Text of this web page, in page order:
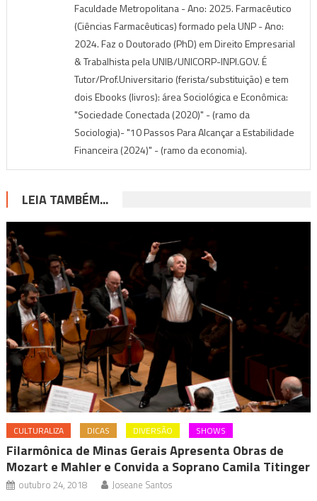
Faculdade Metropolitana - Ano: 2025. Farmacêutico
(Ciências Farmacêuticas) formado pela UNP - Ano:
2024. Faz o Doutorado (PhD) em Direito Empresarial
& Trabalhista pela UNIB/UNICORP-INPI.GOV. É
Tutor/Prof.Universitario (ferista/substituição) e tem
dois Ebooks (livros): área Sociológica e Econômica:
"Sociedade Conectada (2020)" - (ramo da
Sociologia)- "10 Passos Para Alcançar a Estabilidade
Financeira (2024)" - (ramo da economia).
LEIA TAMBÉM...
CULTURALIZA DICAS DIVERSÃO SHOWS
Filarmônica de Minas Gerais Apresenta Obras de
Mozart e Mahler e Convida a Soprano Camila Titinger
outubro 24, 2018 Joseane Santos